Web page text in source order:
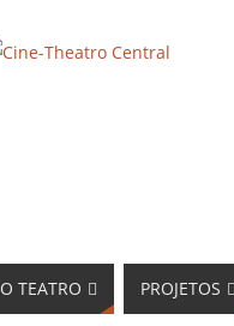
O TEATRO PROJETOS